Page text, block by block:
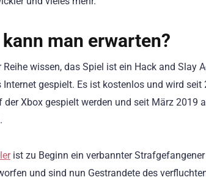
kann man erwarten?
Reihe wissen, das Spiel ist ein Hack and Slay
Internet gespielt. Es ist kostenlos und wird
der Xbox gespielt werden und seit März 2019
ist zu Beginn ein verbannter
und sind nun Gestrandete des